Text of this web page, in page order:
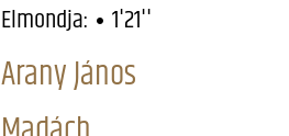
Elmondja: 1'21''
Arany János